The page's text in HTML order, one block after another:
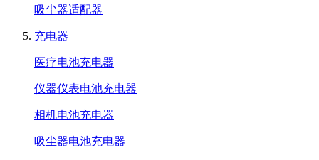
吸尘器适配器
充电器
医疗电池充电器
仪器仪表电池充电器
相机电池充电器
吸尘器电池充电器